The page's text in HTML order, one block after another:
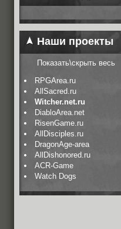
Наши проекты
Показать\скрыть весь
RPGArea.ru
AllSacred.ru
Witcher.net.ru
DiabloArea.net
RisenGame.ru
AllDisciples.ru
DragonAge-area
AllDishonored.ru
ACR-Game
Watch Dogs